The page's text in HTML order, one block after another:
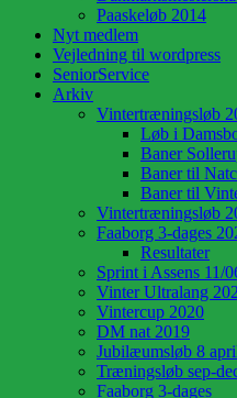
Paaskeløb 2014
Nyt medlem
Vejledning til wordpress
SeniorService
Arkiv
Vintertræningsløb
Løb i
Baner
Baner til
Baner til
Vintertræningsløb
Faaborg 3-dages
Resultater
Sprint i Assens 11/
Vinter Ultralang
Vintercup 2020
DM nat 2019
Jubilæumsløb 8
Træningsløb sep-
Faaborg 3-dages